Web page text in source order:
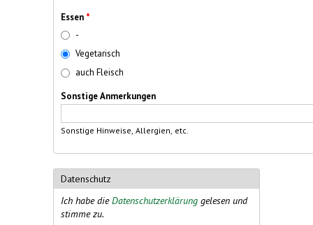
Essen *
-
Vegetarisch
auch Fleisch
Sonstige Anmerkungen
Sonstige Hinweise, Allergien, etc.
Datenschutz
Ich habe dieDatenschutzerklärung gelesen und
stimme zu.